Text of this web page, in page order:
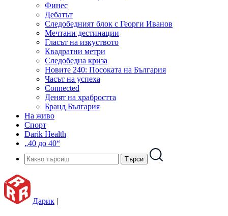
Финес
Дебатът
Следобедният блок с Георги Иванов
Мечтани дестинации
Гласът на изкуството
Квадратни метри
Следобедна криза
Новите 240: Посоката на България
Часът на успеха
Connected
Денят на храбростта
Бранд България
На живо
Спорт
Darik Health
„40 до 40“
Дарик |